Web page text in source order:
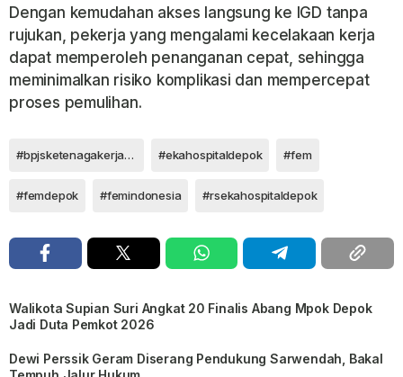
Dengan kemudahan akses langsung ke IGD tanpa
rujukan, pekerja yang mengalami kecelakaan kerja
dapat memperoleh penanganan cepat, sehingga
meminimalkan risiko komplikasi dan mempercepat
proses pemulihan.
#bpjsketenagakerjaan #ekahospitaldepok #fem
#femdepok #femindonesia #rsekahospitaldepok
Walikota Supian Suri Angkat 20 Finalis Abang Mpok Depok
Jadi Duta Pemkot 2026
Dewi Perssik Geram Diserang Pendukung Sarwendah, Bakal